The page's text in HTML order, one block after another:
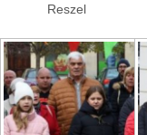
Reszel